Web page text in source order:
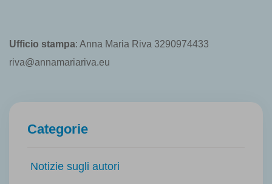
Ufficio stampa: Anna Maria Riva 3290974433
riva@annamariariva.eu
Categorie
Notizie sugli autori